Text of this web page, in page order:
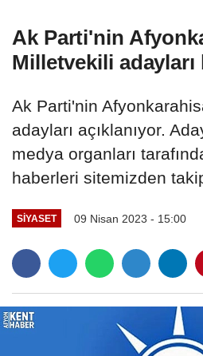
Ak Parti'nin
Milletvekili
Ak Parti'nin
adayları açıklanıyor.
medya organları
haberleri sitemizden
SIYASET 09 Nisan 2023 - 15:00